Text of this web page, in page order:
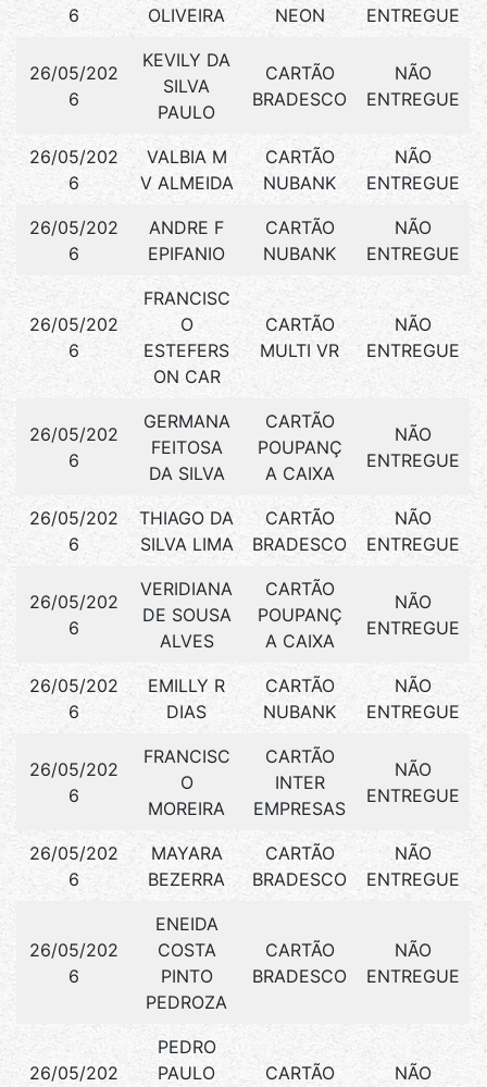
6 OLIVEIRA NEON ENTREGUE
26/05/202
6
KEVILY DA
SILVA
PAULO
CARTÃO
BRADESCO
NÃO
ENTREGUE
26/05/202
6
VALBIA M
V ALMEIDA
CARTÃO
NUBANK
NÃO
ENTREGUE
26/05/202
6
ANDRE F
EPIFANIO
CARTÃO
NUBANK
NÃO
ENTREGUE
26/05/202
6
FRANCISC
O
ESTEFERS
ON CAR
CARTÃO
MULTI VR
NÃO
ENTREGUE
26/05/202
6
GERMANA
FEITOSA
DA SILVA
CARTÃO
POUPANÇ
A CAIXA
NÃO
ENTREGUE
26/05/202
6
THIAGO DA
SILVA LIMA
CARTÃO
BRADESCO
NÃO
ENTREGUE
26/05/202
6
VERIDIANA
DE SOUSA
ALVES
CARTÃO
POUPANÇ
A CAIXA
NÃO
ENTREGUE
26/05/202
6
EMILLY R
DIAS
CARTÃO
NUBANK
NÃO
ENTREGUE
26/05/202
6
FRANCISC
O
MOREIRA
CARTÃO
INTER
EMPRESAS
NÃO
ENTREGUE
26/05/202
6
MAYARA
BEZERRA
CARTÃO
BRADESCO
NÃO
ENTREGUE
26/05/202
6
ENEIDA
COSTA
PINTO
PEDROZA
CARTÃO
BRADESCO
NÃO
ENTREGUE
26/05/202
PEDRO
PAULO
CARTÃO
NÃO